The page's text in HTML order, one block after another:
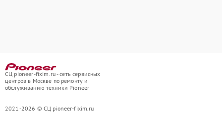
СЦ pioneer-fixim.ru - сеть сервисных
центров в Москве по ремонту и
обслуживанию техники Pioneer
2021-2026 © СЦ pioneer-fixim.ru